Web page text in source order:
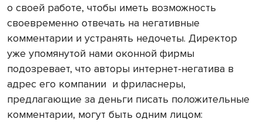
о своей работе, чтобы иметь возможность
своевременно отвечать на негативные
комментарии и устранять недочеты. Директор
уже упомянутой нами оконной фирмы
подозревает, что авторы интернет-негатива в
адрес его компании и фриласнеры,
предлагающие за деньги писать положительные
комментарии, могут быть одним лицом: